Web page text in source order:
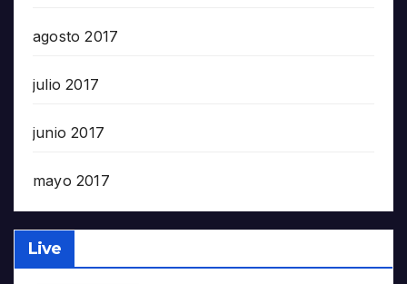
agosto 2017
julio 2017
junio 2017
mayo 2017
Live